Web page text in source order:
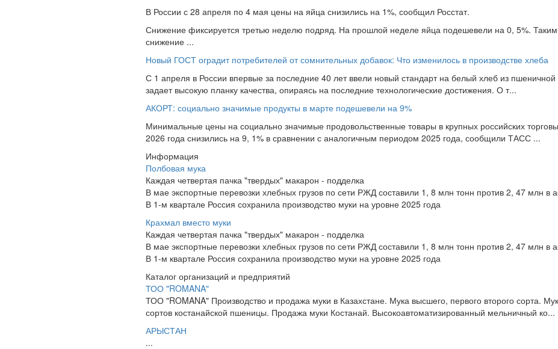
В России с 28 апреля по 4 мая цены на яйца снизились на 1%, сообщил Росстат.
Снижение фиксируется третью неделю подряд. На прошлой неделе яйца подешевели на 0, 5%.
снижение ...
Новый ГОСТ оградит потребителей от сомнительных добавок: Что изменилось в производстве хлеба
С 1 апреля в России впервые за последние 40 лет ввели новый стандарт на белый хлеб из
задает высокую планку качества, опираясь на последние технологические достижения. О т...
АКОРТ: социально значимые продукты в марте подешевели на 9%
Минимальные цены на социально значимые продовольственные товары в крупных российских
2026 года снизились на 9, 1% в сравнении с аналогичным периодом 2025 года, сообщили ТАСС ...
Информация
Полбовая мука
Каждая четвертая пачка "твердых" макарон - подделка
В мае экспортные перевозки хлебных грузов по сети РЖД составили 1, 8 млн тонн против 2, 47 млн в
В 1-м квартале Россия сохранила производство муки на уровне 2025 года
Крахмал вместо муки
Каждая четвертая пачка "твердых" макарон - подделка
В мае экспортные перевозки хлебных грузов по сети РЖД составили 1, 8 млн тонн против 2, 47 млн в
В 1-м квартале Россия сохранила производство муки на уровне 2025 года
Каталог организаций и предприятий
ТОО "ROMANA"
ТОО "ROMANA" Производство и продажа муки в Казахстане. Мука высшего, первого второго сорта.
сортов костанайской пшеницы. Продажа муки Костанай. Высокоавтоматизированный мельничный ко...
АРЫСТАН
...